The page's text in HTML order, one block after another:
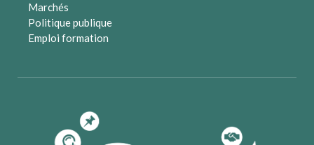
Marchés
Politique publique
Emploi formation